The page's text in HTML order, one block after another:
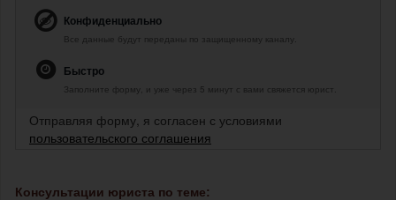
Конфиденциально
Все данные будут переданы по защищенному каналу.
Быстро
Заполните форму, и уже через 5 минут с вами свяжется юрист.
Отправляя форму, я согласен с условиями
пользовательского соглашения
Консультации юриста по теме: